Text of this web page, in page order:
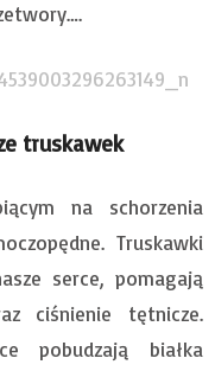
truskawek
na schorzenia
Truskawki
serce, pomagają
ciśnienie tętnicze.
pobudzają białka